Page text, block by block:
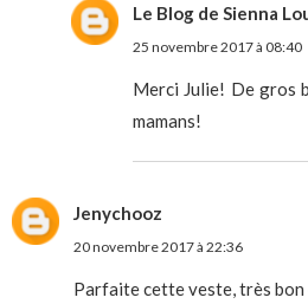
Le Blog de Sienna
25 novembre 2017 à 08:40
Merci Julie! De gros
mamans!
Jenychooz
20 novembre 2017 à 22:36
Parfaite cette veste, très bon